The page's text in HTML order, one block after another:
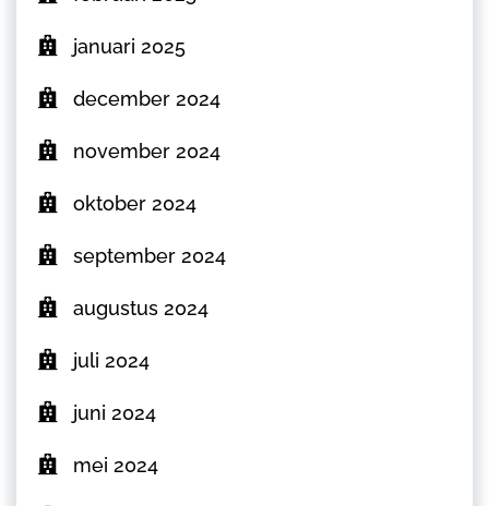
januari 2025
december 2024
november 2024
oktober 2024
september 2024
augustus 2024
juli 2024
juni 2024
mei 2024